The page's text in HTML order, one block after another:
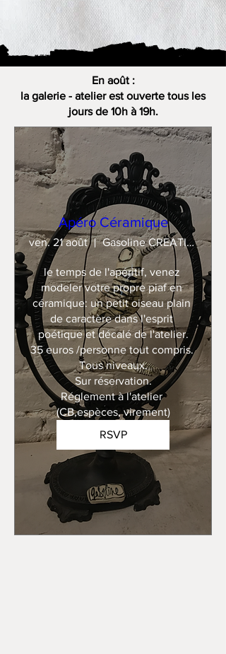
En août :
la galerie - atelier est ouverte tous les
jours de 10h à 19h.
Apéro Céramique
ven. 21 août Gasoline CREATION
le temps de l'apéritif, venez
modeler votre propre piaf en
céramique: un petit oiseau plain
de caractère dans l'esprit
poétique et décalé de l'atelier.
35 euros /personne tout compris.
Tous niveaux.
Sur réservation.
Réglement à l'atelier
(CB,espèces, virement)
RSVP